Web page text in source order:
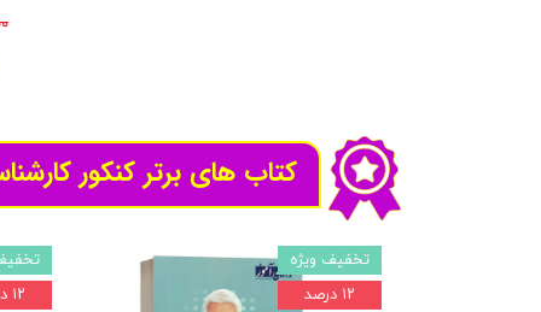
۱۲ درصد
تخفیف ویژه
۱۲ درصد
کتاب های برتر کنکور